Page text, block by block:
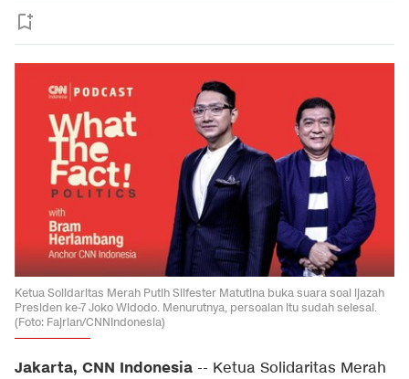
Ketua Solidaritas Merah Putih Silfester Matutina buka suara soal ijazah
Presiden ke-7 Joko Widodo. Menurutnya, persoalan itu sudah selesai.
(Foto: Fajrian/CNNIndonesia)
Jakarta, CNN Indonesia -- Ketua Solidaritas Merah